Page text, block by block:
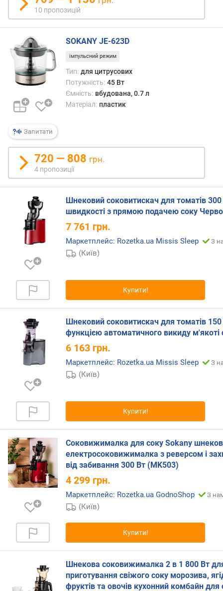
ц
і
й
п
о
т
ж
н
с
т
(
м
а
к
с
о
б
р
т
и
(
о
б
/
в
м
і
с
т
ь
д
я
к
у
10 пропозицій
Запитати
SOKANY JE-623D
імпульсний режим
Тип: для цитрусових
Потужність: 45 Вт
Ємність: вбудована, 0.7 л
Матеріал: пластик
720 — 808 грн.
4 пропозиції
Шнековий соковитискач для томатів
швидкості з прямою подачею соку
7 761 грн.
Маркетплейс: Rozetka.ua Missis Sleep З
(Київ)
Купити!
Шнековий соковитискач для томатів 150
функцією автоматичного викиду м'якоті
6 163 грн.
Маркетплейс: Rozetka.ua Missis Sleep З
(Київ)
Купити!
Соковижималка для соку Sokany
електросоковижималка з реверсом і
від забивання 300 Вт (MK503)
4 299 грн.
Маркетплейс: Rozetka.ua GodnoShop З
(Київ)
Купити!
Шнекова соковижималка 2 в 1 800 Вт
приготування свіжого соку морозива,
фруктів та овочів кухонний комбайн для